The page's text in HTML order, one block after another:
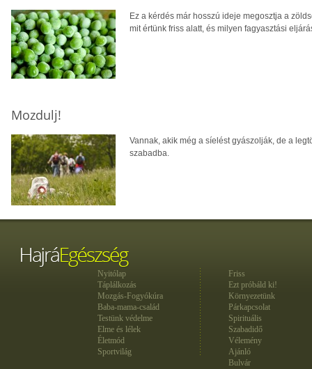
Ez a kérdés már hosszú ideje megosztja a
mit értünk friss alatt, és milyen fagyasztási
Mozdulj!
Vannak, akik még a síelést gyászolják, de a
szabadba.
Nyitólap
Táplálkozás
Mozgás-Fogyókúra
Baba-mama-család
Testünk védelme
Elme és lélek
Életmód
Sportvilág
Friss
Ezt próbáld ki!
Környezetünk
Párkapcsolat
Spirituális
Szabadidő
Vélemény
Ajánló
Bulvár